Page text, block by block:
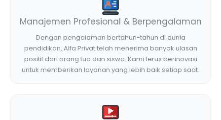
Manajemen Profesional & Berpengalaman
Dengan pengalaman bertahun-tahun di dunia
pendidikan, Alfa Privat telah menerima banyak ulasan
positif dari orang tua dan siswa. Kami terus berinovasi
untuk memberikan layanan yang lebih baik setiap saat.